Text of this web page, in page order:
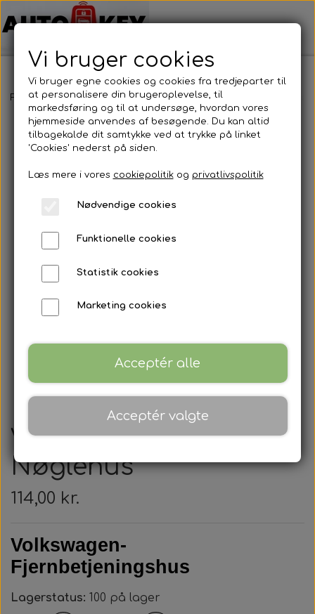
Forside Bilnøgler Volkswagen Nøglehus
Volkswagen -
Nøglehus
114,00 kr.
Volkswagen-
Fjernbetjeningshus
Lagerstatus: 100 på lager
Vi bruger cookies
Vi bruger egne cookies og cookies fra tredjeparter til
at personalisere din brugeroplevelse, til
markedsføring og til at undersøge, hvordan vores
hjemmeside anvendes af besøgende. Du kan altid
tilbagekalde dit samtykke ved at trykke på linket
'Cookies' nederst på siden.
Læs mere i vores cookiepolitikog privatlivspolitik
Nødvendige cookies
Funktionelle cookies
Statistik cookies
Marketing cookies
Acceptér alle
Acceptér valgte